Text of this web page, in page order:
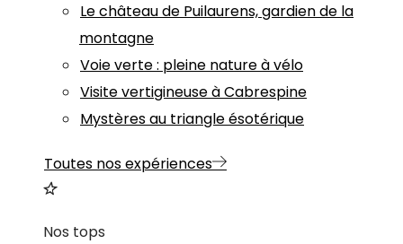
Le château de Puilaurens, gardien de la
montagne
Voie verte : pleine nature à vélo
Visite vertigineuse à Cabrespine
Mystères au triangle ésotérique
Toutes nos expériences
Nos tops